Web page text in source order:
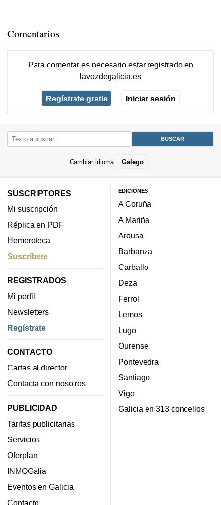
Comentarios
Para comentar es necesario estar registradoen
lavozdegalicia.es
Regístrate gratis Iniciar sesión
Cambiar idioma: Galego
SUSCRIPTORES
Mi suscripción
Réplica en PDF
Hemeroteca
Suscríbete
REGISTRADOS
Mi perfil
Newsletters
Regístrate
CONTACTO
Cartas al director
Contacta con nosotros
PUBLICIDAD
Tarifas publicitarias
Servicios
Oferplan
INMOGalia
Eventos en Galicia
Contacto
EDICIONES
A Coruña
A Mariña
Arousa
Barbanza
Carballo
Deza
Ferrol
Lemos
Lugo
Ourense
Pontevedra
Santiago
Vigo
Galicia en 313 concellos